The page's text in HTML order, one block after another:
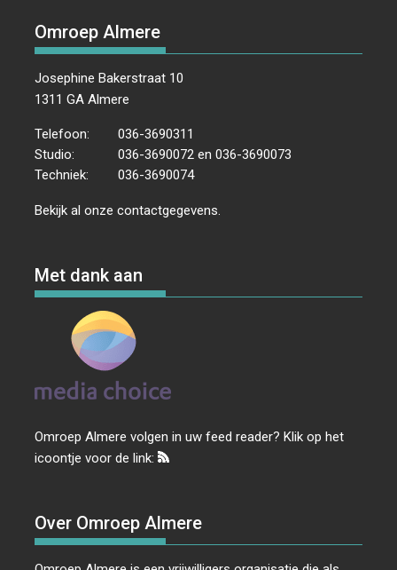
Omroep Almere
Josephine Bakerstraat 10
1311 GA Almere
Telefoon:
036-3690311
Studio:
036-3690072 en 036-3690073
Techniek:
036-3690074
Bekijk al onzecontactgegevens.
Met dank aan
Omroep Almere volgen in uw feed reader? Klik op het
icoontje voor de link:
Over Omroep Almere